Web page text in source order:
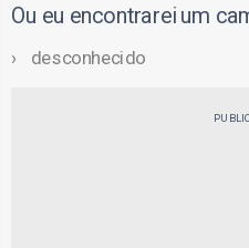
Ou eu encontrarei um
desconhecido